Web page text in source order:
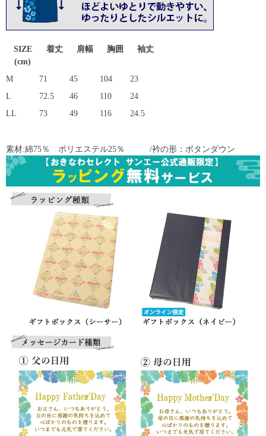
SIZE
(cm)
着丈 肩幅 胸囲 袖丈
M 71 45 104
23
L
72.5 46 110
24
LL
73 49 116 24.5
素材:綿75％ ポリエステル25％ /衿の形：ボタンダウン